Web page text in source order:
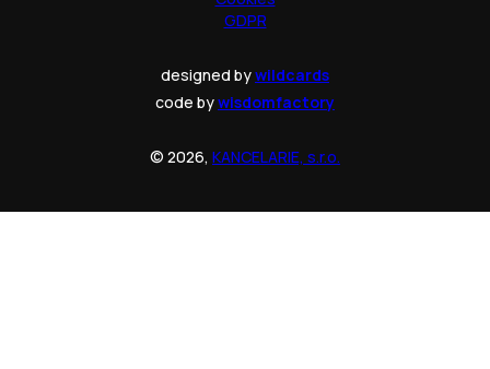
GDPR
designed bywildcards
code bywisdomfactory
© 2026, KANCELARIE, s.r.o.